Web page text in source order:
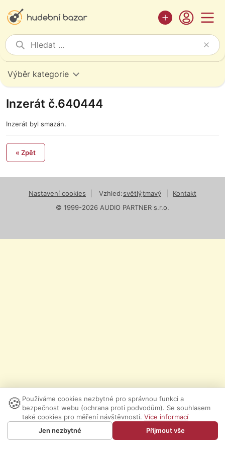
Výběr kategorie
Inzerát č.640444
Inzerát byl smazán.
« Zpět
Nastavení cookies Vzhled:světlýtmavý
Kontakt
© 1999-2026 AUDIO PARTNER s.r.o.
🍪 Používáme cookies nezbytné pro správnou funkci a
bezpečnost webu (ochrana proti podvodům). Se souhlasem
také cookies pro měření návštěvnosti. Více informací
Jen nezbytné
Přijmout vše